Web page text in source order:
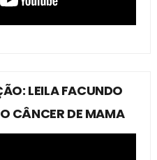
LEILA FACUNDO
CÂNCER DE MAMA